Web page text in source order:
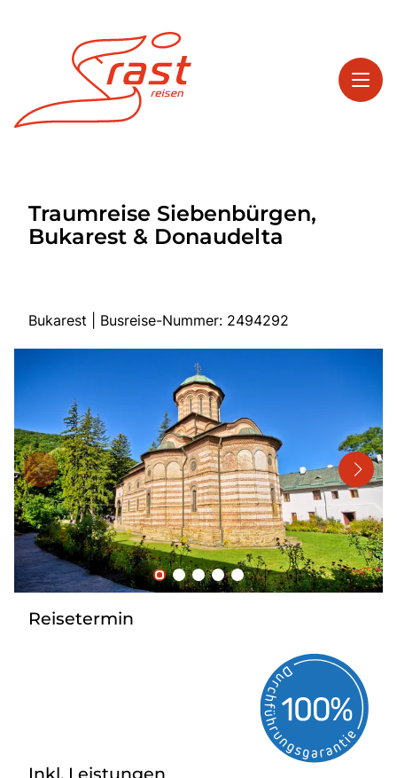
Highlights
Service
Mehrtagesreisen
Bus anmieten
Linienverkehr
Service
Kontakt
Traumreise Siebenbürgen,
Bukarest & Donaudelta
Bukarest | Busreise-Nummer: 2494292
Reisetermin
Inkl. Leistungen